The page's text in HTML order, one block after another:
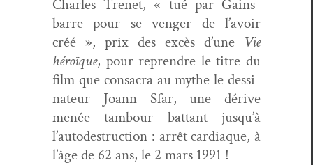
Charles Trenet, « tué par Gains­
barre pour se venger de l’avoir
créé », prix des excès d’une Vie
héroïque, pour repren­dre le titre du
film que con­sacra au mythe le dessi­
na­teur Joann Sfar, une dérive
menée tam­bour bat­tant jusqu’à
l’autodestruction : arrêt car­diaque, à
l’âge de 62 ans, le 2 mars 1991 !